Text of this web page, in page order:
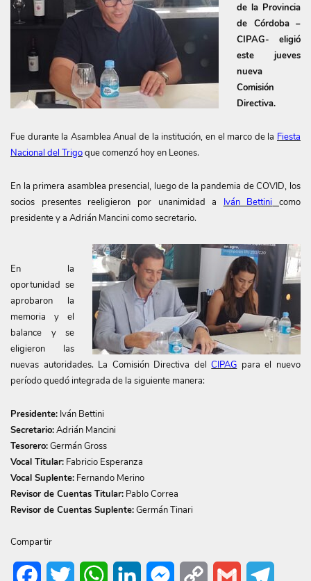
de la Provincia
de Córdoba –
CIPAG- eligió
este jueves
nueva
Comisión
Directiva.
Fue durante la Asamblea Anual de la institución, en el marco de la Fiesta
Nacional del Trigoque comenzó hoy en Leones.
En la primera asamblea presencial, luego de la pandemia de COVID, los
socios presentes reeligieron por unanimidad a Iván Bettini
como
presidente y a Adrián Mancini como secretario.
En la
oportunidad se
aprobaron la
memoria y el
balance y se
eligieron las
nuevas autoridades. La Comisión Directiva delCIPAG para el nuevo
período quedó integrada de la siguiente manera:
Presidente: Iván Bettini
Secretario:Adrián Mancini
Tesorero:Germán Gross
Vocal Titular: Fabricio Esperanza
Vocal Suplente: Fernando Merino
Revisor de Cuentas Titular: Pablo Correa
Revisor de Cuentas Suplente:Germán Tinari
Compartir
FacebookTwitter WhatsAppLinkedIn Messenger
Copy
Gmail